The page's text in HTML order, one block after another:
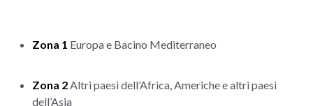
Zona 1 Europa e Bacino Mediterraneo
Zona 2Altri paesi dell’Africa, Americhe e altri paesi
dell’Asia